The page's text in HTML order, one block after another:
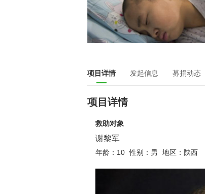
项目详情 发起信息 募捐动态
项目详情
救助对象
谢黎军
年龄：10 性别：男 地区：陕西